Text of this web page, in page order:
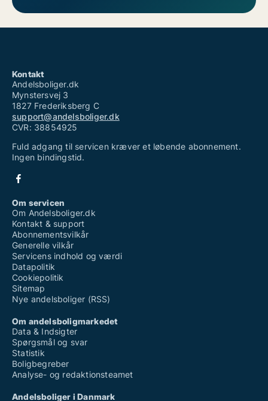
Kontakt
Andelsboliger.dk
Mynstersvej 3
1827 Frederiksberg C
support@andelsboliger.dk
CVR: 38854925
Fuld adgang til servicen kræver et løbende abonnement.
Ingen bindingstid.
Om servicen
Om Andelsboliger.dk
Kontakt & support
Abonnementsvilkår
Generelle vilkår
Servicens indhold og værdi
Datapolitik
Cookiepolitik
Sitemap
Nye andelsboliger (RSS)
Om andelsboligmarkedet
Data & Indsigter
Spørgsmål og svar
Statistik
Boligbegreber
Analyse- og redaktionsteamet
Andelsboliger i Danmark